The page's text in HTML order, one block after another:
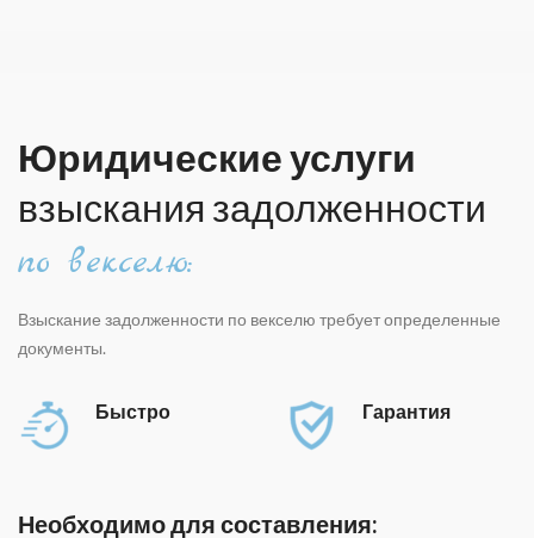
Юридические услуги
взыскания задолженности
по векселю:
Взыскание задолженности по векселю требует определенные
документы.
Быстро Гарантия
Необходимо для составления: